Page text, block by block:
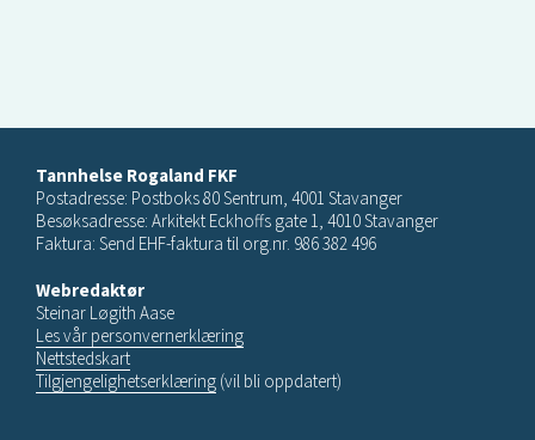
Tannhelse Rogaland FKF
Postadresse: Postboks 80 Sentrum, 4001 Stavanger
Besøksadresse: Arkitekt Eckhoffs gate 1, 4010 Stavanger
Faktura: Send EHF-faktura til org.nr. 986 382 496
Webredaktør
Steinar Løgith Aase
Les vår personvernerklæring
Nettstedskart
Tilgjengelighetserklæring (vil bli oppdatert)